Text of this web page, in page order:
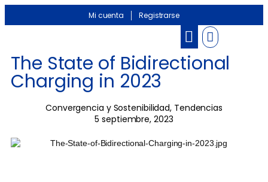
Mi cuenta Registrarse
The State of Bidirectional
Charging in 2023
Convergencia y Sostenibilidad, Tendencias
5 septiembre, 2023